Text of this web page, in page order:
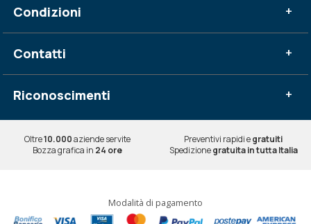
Condizioni +
Contatti +
Riconoscimenti +
Oltre10.000aziende servite Preventivi rapidi egratuiti
Bozza grafica in 24 ore Spedizionegratuita in tutta Italia
Modalità di pagamento